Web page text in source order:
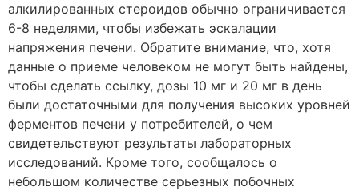
алкилированных стероидов обычно ограничивается
6-8 неделями, чтобы избежать эскалации
напряжения печени. Обратите внимание, что, хотя
данные о приеме человеком не могут быть найдены,
чтобы сделать ссылку, дозы 10 мг и 20 мг в день
были достаточными для получения высоких уровней
ферментов печени у потребителей, о чем
свидетельствуют результаты лабораторных
исследований. Кроме того, сообщалось о
небольшом количестве серьезных побочных